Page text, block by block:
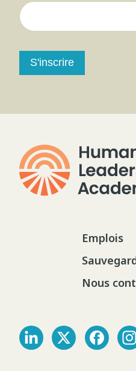
S'inscrire
Emplois
Nous